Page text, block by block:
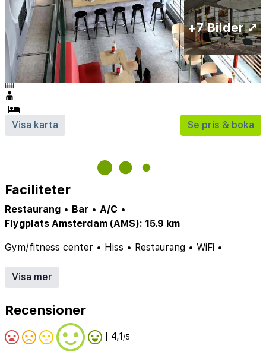
Visa karta Se pris & boka
+7 Bilder ⤢
Faciliteter
Restaurang • Bar • A/C •
Flygplats Amsterdam (AMS): 15.9 km
Gym/fitness center • Hiss • Restaurang • WiFi •
Visa mer
Recensioner
| 4,1 /5